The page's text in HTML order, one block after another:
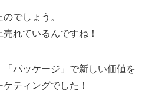
でしょう。
れているんですね！
「パッケージ」で新しい価値を
ティングでした！